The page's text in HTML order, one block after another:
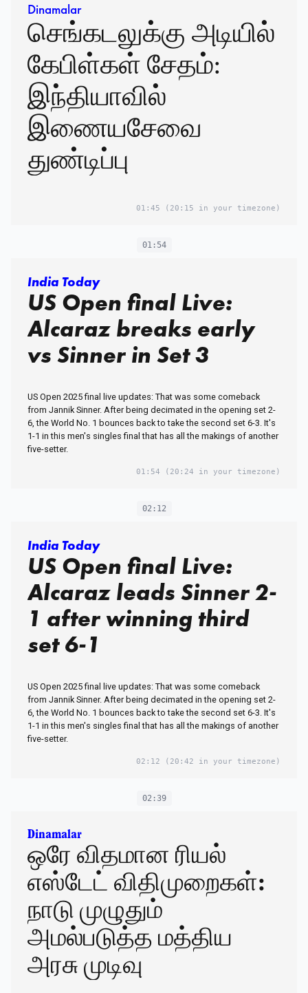
Dinamalar
செங்கடலுக்கு அடியில்
கேபிள்கள் சேதம்:
இந்தியாவில்
இணையசேவை
துண்டிப்பு
01:45 (20:15 in your timezone)
01:54
India Today
US Open final Live:
Alcaraz breaks early
vs Sinner in Set 3
US Open 2025 final live updates: That was some comeback
from Jannik Sinner. After being decimated in the opening set 2-
6, the World No. 1 bounces back to take the second set 6-3. It's
1-1 in this men's singles final that has all the makings of another
five-setter.
01:54 (20:24 in your timezone)
02:12
India Today
US Open final Live:
Alcaraz leads Sinner 2-
1 after winning third
set 6-1
US Open 2025 final live updates: That was some comeback
from Jannik Sinner. After being decimated in the opening set 2-
6, the World No. 1 bounces back to take the second set 6-3. It's
1-1 in this men's singles final that has all the makings of another
five-setter.
02:12 (20:42 in your timezone)
02:39
Dinamalar
ஒரே விதமான ரியல்
எஸ்டேட் விதிமுறைகள்:
நாடு முழுதும்
அமல்படுத்த மத்திய
அரசு முடிவு